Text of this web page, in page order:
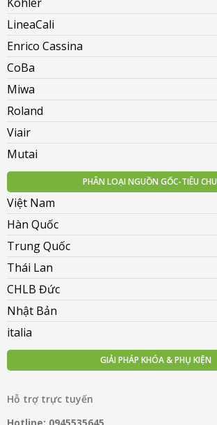
LineaCali
Enrico Cassina
CoBa
Miwa
Roland
Viair
Mutai
PHÂN LOẠI NGUỒN GỐC-TIÊU
Việt Nam
Hàn Quốc
Trung Quốc
Thái Lan
CHLB Đức
Nhật Bản
italia
GIẢI PHÁP KHÓA & PHỤ KIỆN
Hỗ trợ trực tuyến
Hotline: 0945535645